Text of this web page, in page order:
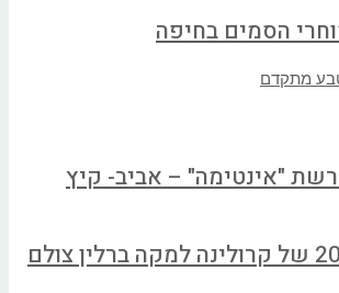
הסמים בחיפה
"אינטימה" – אביב- קיץ
קמפיין קיץ 2026 של קרולינה למקה ברלין צולם